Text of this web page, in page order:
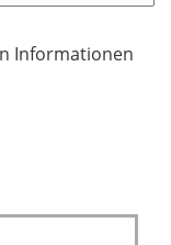
Informationen